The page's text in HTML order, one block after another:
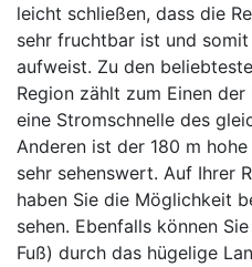
leicht schließen, dass die
sehr fruchtbar ist und
aufweist. Zu den
Region zählt zum Einen
eine Stromschnelle des
Anderen ist der 180 m
sehr sehenswert. Auf Ihrer
haben Sie die Möglichkeit
sehen. Ebenfalls können
Fuß) durch das hügelige